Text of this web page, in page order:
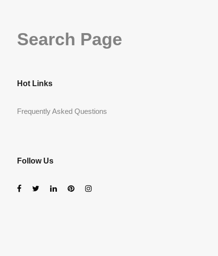
Search Page
Hot Links
Frequently Asked Questions
Follow Us